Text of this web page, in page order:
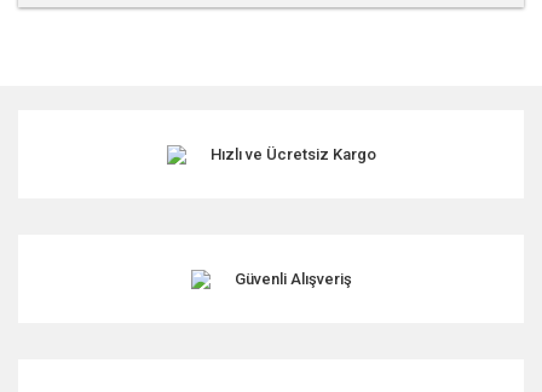
Ürün resmi kalitesiz, bozuk veya görüntülenemiyor.
Ürün fiyatı diğer sitelerden daha pahalı.
Hızlı ve Ücretsiz Kargo
Güvenli Alışveriş